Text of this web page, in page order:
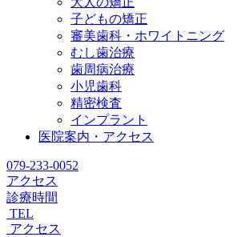
子どもの矯正
審美歯科・ホワイトニング
むし歯治療
歯周病治療
小児歯科
精密検査
インプラント
医院案内・アクセス
079-233-0052
アクセス
診療時間
TEL
アクセス